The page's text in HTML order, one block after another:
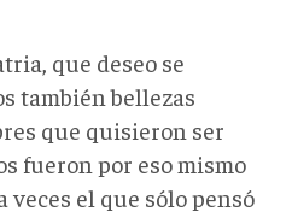
que deseo se
también bellezas
que quisieron ser
fueron por eso mismo
veces el que sólo pensó